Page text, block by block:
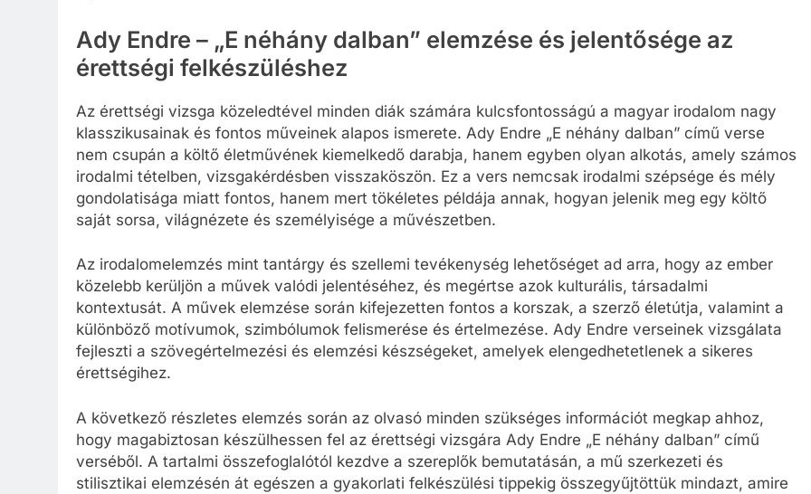
Ady Endre – „E néhány dalban” elemzése és jelentősége az
érettségi felkészüléshez
Az érettségi vizsga közeledtével minden diák számára kulcsfontosságú a magyar irodalom nagy
klasszikusainak és fontos műveinek alapos ismerete. Ady Endre „E néhány dalban” című verse
nem csupán a költő életművének kiemelkedő darabja, hanem egyben olyan alkotás, amely számos
irodalmi tételben, vizsgakérdésben visszaköszön. Ez a vers nemcsak irodalmi szépsége és mély
gondolatisága miatt fontos, hanem mert tökéletes példája annak, hogyan jelenik meg egy költő
saját sorsa, világnézete és személyisége a művészetben.
Az irodalomelemzés mint tantárgy és szellemi tevékenység lehetőséget ad arra, hogy az ember
közelebb kerüljön a művek valódi jelentéséhez, és megértse azok kulturális, társadalmi
kontextusát. A művek elemzése során kifejezetten fontos a korszak, a szerző életútja, valamint a
különböző motívumok, szimbólumok felismerése és értelmezése. Ady Endre verseinek vizsgálata
fejleszti a szövegértelmezési és elemzési készségeket, amelyek elengedhetetlenek a sikeres
érettségihez.
A következő részletes elemzés során az olvasó minden szükséges információt megkap ahhoz,
hogy magabiztosan készülhessen fel az érettségi vizsgára Ady Endre „E néhány dalban” című
verséből. A tartalmi összefoglalótól kezdve a szereplők bemutatásán, a mű szerkezeti és
stilisztikai elemzésén át egészen a gyakorlati felkészülési tippekig összegyűjtöttük mindazt, amire